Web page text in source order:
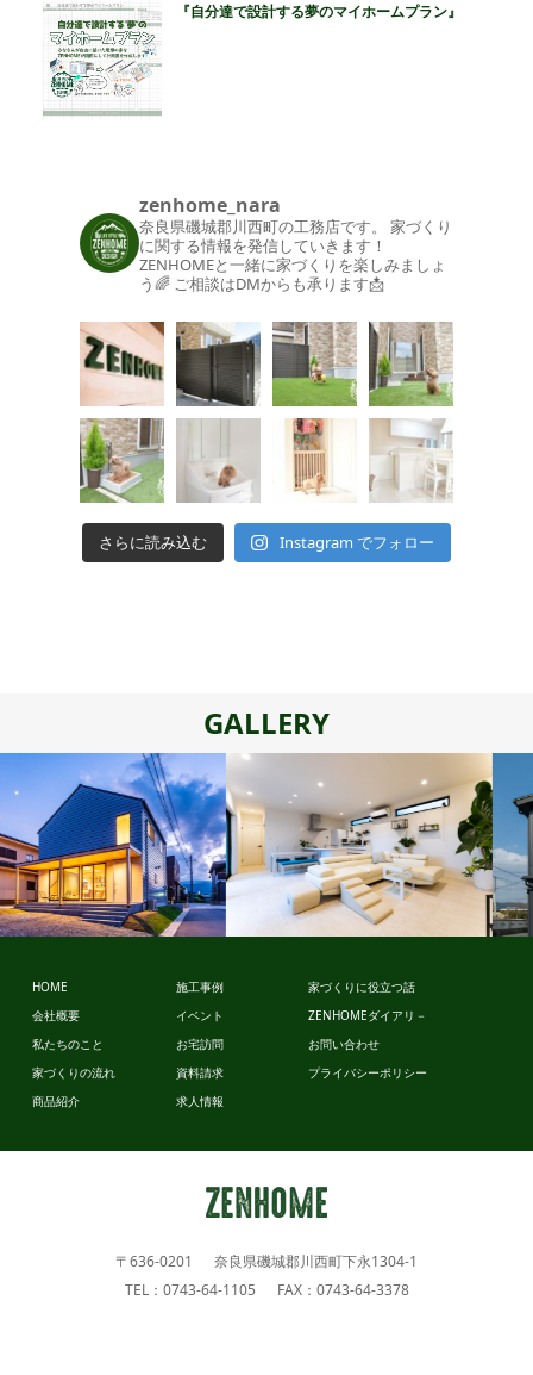
『自分達で設計する夢のマイホームプラン』
zenhome_nara
奈良県磯城郡川西町の工務店です。
家づくり
に関する情報を発信していきます！
ZENHOMEと一緒に家づくりを楽しみましょ
う🌈 ご相談はDMからも承ります📩
さらに読み込む Instagram でフォロー
GALLERY
ビュッフェ
スタイル
スタイルデ
ザイン
HOME
会社概要
私たちのこと
家づくりの流れ
商品紹介
施工事例
イベント
お宅訪問
資料請求
求人情報
家づくりに役立つ話
ZENHOMEダイアリ－
お問い合わせ
プライバシーポリシー
〒636-0201 奈良県磯城郡川西町下永1304-1
TEL：0743-64-1105 FAX：0743-64-3378